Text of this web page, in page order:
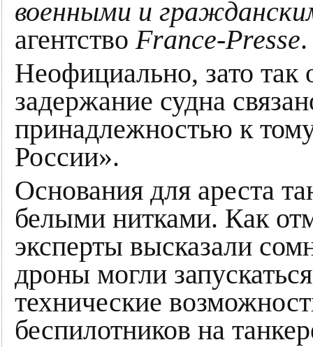
военными и
агентство France-Presse.
Неофициально, зато
задержание судна
принадлежностью к
России».
Основания для ареста
белыми нитками. Как
эксперты высказали
дроны могли
технические
беспилотников на